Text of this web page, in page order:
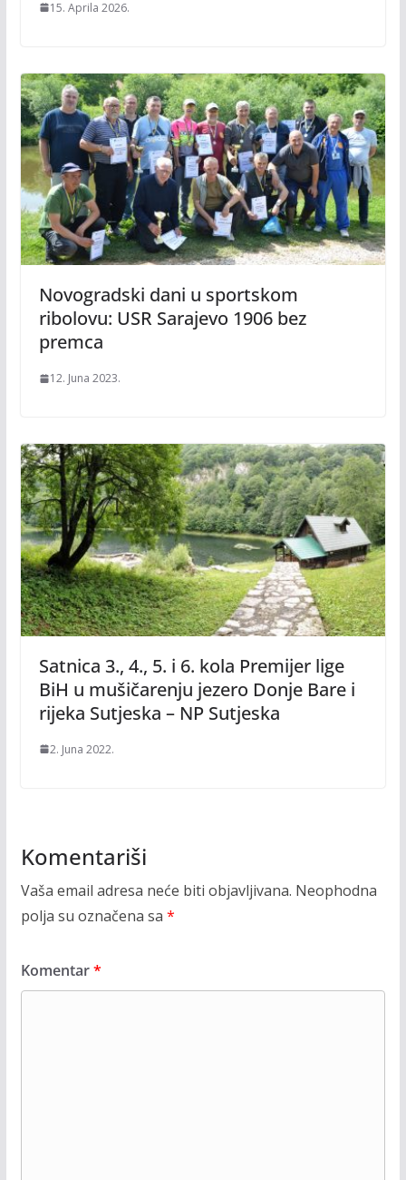
15. Aprila 2026.
Novogradski dani u sportskom
ribolovu: USR Sarajevo 1906 bez
premca
12. Juna 2023.
Satnica 3., 4., 5. i 6. kola Premijer lige
BiH u mušičarenju jezero Donje Bare i
rijeka Sutjeska – NP Sutjeska
2. Juna 2022.
Komentariši
Vaša email adresa neće biti objavljivana. Neophodna
polja su označena sa *
Komentar*